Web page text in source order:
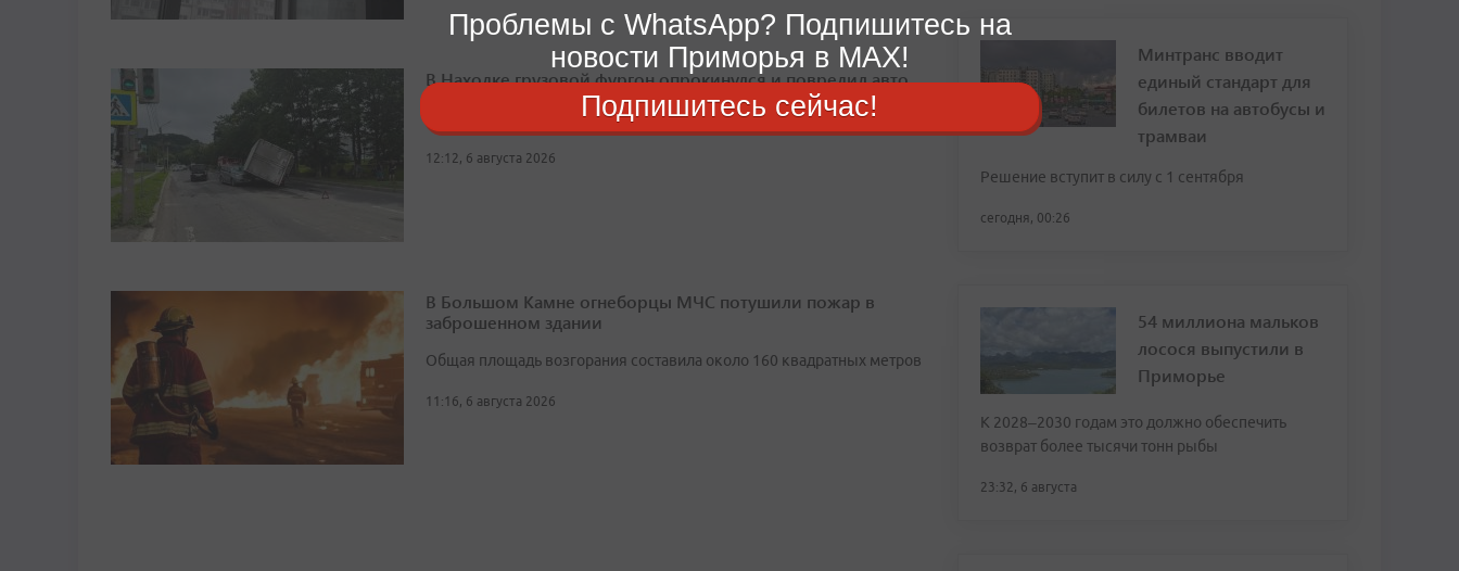
В Находке грузовой фургон опрокинулся и повредил авто
К счастью, пострадавших нет
12:12, 6 августа 2026
В Большом Камне огнеборцы МЧС потушили пожар в
заброшенном здании
Общая площадь возгорания составила около 160 квадратных метров
11:16, 6 августа 2026
Минтранс вводит
единый стандарт для
билетов на автобусы и
трамваи
Решение вступит в силу с 1 сентября
сегодня, 00:26
54 миллиона мальков
лосося выпустили в
Приморье
К 2028–2030 годам это должно обеспечить
возврат более тысячи тонн рыбы
23:32, 6 августа
Проблемы с WhatsApp? Подпишитесь на
новости Приморья в MAX!
Подпишитесь сейчас!